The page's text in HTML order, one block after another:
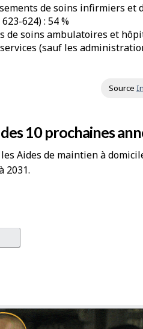
de soins infirmiers et
624) : 54 %
de soins ambulatoires et
(sauf les
Source
10 prochaines
Aides de maintien à
2031.